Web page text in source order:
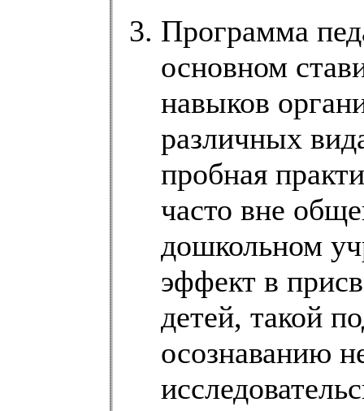
Программа
основном
навыков
различных
пробная
часто вне
дошкольном
эффект в
детей, такой
осознаванию